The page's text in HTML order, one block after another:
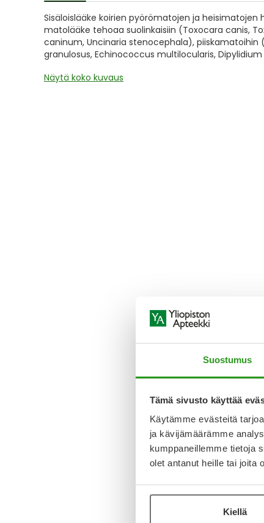
Suostumus
Tämä sivusto käyttää
Käytämme evästeitä
ja kävijämäärämme
kumppaneillemme tietoja
olet antanut heille tai joita
Kiellä
the
images
gallery
Sisäloislääke koirien pyörömatojen ja
matolääke tehoaa suolinkaisiin (Toxocara canis,
caninum, Uncinaria stenocephala),
granulosus, Echinococcus multilocularis,
Näytä koko kuvaus